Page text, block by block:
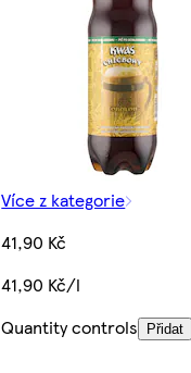
Více z kategorie
41,90 Kč
41,90 Kč/l
Quantity controls
Přidat